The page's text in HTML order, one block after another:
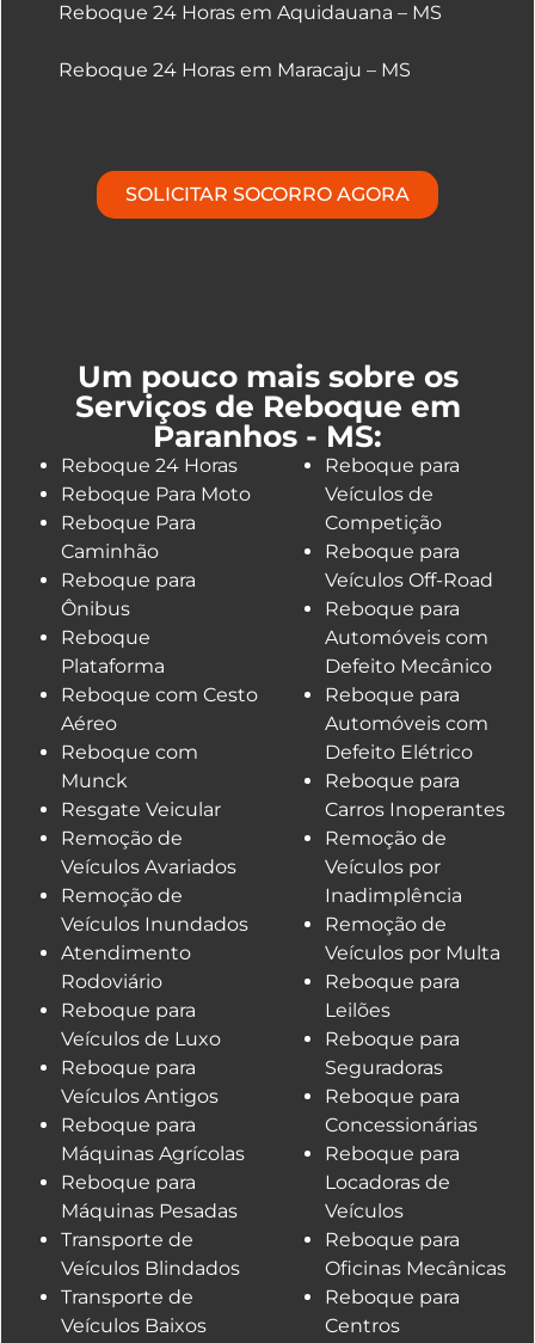
Reboque 24 Horas em Aquidauana – MS
Reboque 24 Horas em Maracaju – MS
SOLICITAR SOCORRO AGORA
Um pouco mais sobre os
Serviços de Reboque em
Paranhos - MS:
Reboque 24 Horas
Reboque Para Moto
Reboque Para
Caminhão
Reboque para
Ônibus
Reboque
Plataforma
Reboque com Cesto
Aéreo
Reboque com
Munck
Resgate Veicular
Remoção de
Veículos Avariados
Remoção de
Veículos Inundados
Atendimento
Rodoviário
Reboque para
Veículos de Luxo
Reboque para
Veículos Antigos
Reboque para
Máquinas Agrícolas
Reboque para
Máquinas Pesadas
Transporte de
Veículos Blindados
Transporte de
Veículos Baixos
Reboque para
Veículos de
Competição
Reboque para
Veículos Off-Road
Reboque para
Automóveis com
Defeito Mecânico
Reboque para
Automóveis com
Defeito Elétrico
Reboque para
Carros Inoperantes
Remoção de
Veículos por
Inadimplência
Remoção de
Veículos por Multa
Reboque para
Leilões
Reboque para
Seguradoras
Reboque para
Concessionárias
Reboque para
Locadoras de
Veículos
Reboque para
Oficinas Mecânicas
Reboque para
Centros